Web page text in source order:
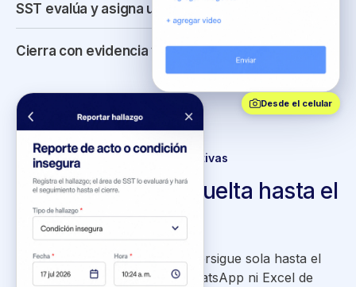
Desde el celular
SST evalúa y asigna un responsable
Cierra con evidencia y aprobación
Seguimiento de acciones correctivas
El hallazgo no se suelta hasta el
cierre
Asignas la acción y LAUS la persigue sola hasta el
cierre, sin seguimiento por WhatsApp ni Excel de